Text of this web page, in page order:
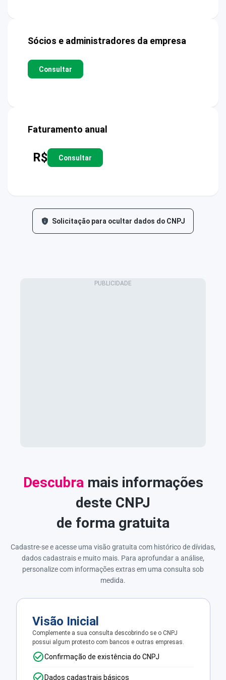
Sócios e administradores da empresa
Consultar
Faturamento anual
R$ Consultar
Solicitação para ocultar dados do CNPJ
Descubra mais informações
deste CNPJ
de forma gratuita
Cadastre-se e acesse uma visão gratuita com histórico de dívidas,
dados cadastrais e muito mais. Para aprofundar a análise,
personalize com informações extras em uma consulta sob
medida.
Visão Inicial
Complemente a sua consulta descobrindo se o CNPJ
possui algum protesto com bancos e outras empresas.
Confirmação de existência do CNPJ
Dados cadastrais básicos